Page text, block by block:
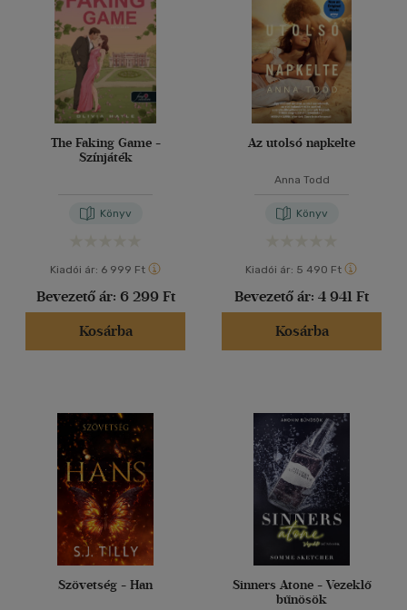
The Faking Game -
Színjáték
Könyv
Kiadói ár: 6 999 Ft
Bevezető ár: 6 299 Ft
Kosárba
Az utolsó napkelte
Anna Todd
Könyv
Kiadói ár: 5 490 Ft
Bevezető ár: 4 941 Ft
Kosárba
Szövetség - Han
Sinners Atone - Vezeklő
bűnösök